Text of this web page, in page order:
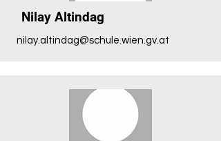
Nilay Altindag
nilay.altindag@schule.wien.gv.at